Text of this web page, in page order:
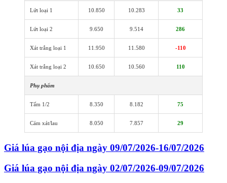
Lứt loại 1 10.850 10.283 33
Lứt loại 2 9.650 9.514 286
Xát trắng loại 1 11.950 11.580 -110
Xát trắng loại 2 10.650 10.560 110
Phụ phẩm
Tấm 1/2 8.350 8.182 75
Cám xát/lau 8.050 7.857 29
Giá lúa gạo nội địa ngày 09/07/2026-16/07/2026
Giá lúa gạo nội địa ngày 02/07/2026-09/07/2026